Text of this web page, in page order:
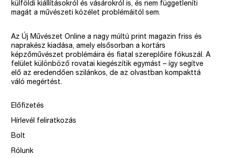
külföldi kiállításokról és vásárokról is, és nem függetleníti
magát a művészeti közélet problémáitól sem.
Az Új Művészet Online a nagy múltú print magazin friss és
naprakész kiadása, amely elsősorban a kortárs
képzőművészet problémáira és fiatal szereplőire fókuszál. A
felület különböző rovatai kiegészítik egymást – így segítve
elő az eredendően szilánkos, de az olvastban kompakttá
váló megértést.
Előfizetés
Hírlevél feliratkozás
Bolt
Rólunk